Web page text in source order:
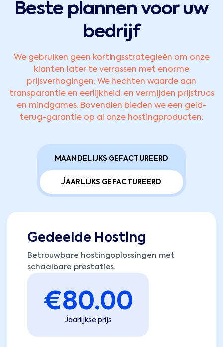
Beste plannen voor uw
bedrijf
We gebruiken geen kortingsstrategieën om onze
klanten later te verrassen met enorme
prijsverhogingen. We hechten waarde aan
transparantie en eerlijkheid, en vermijden prijstrucs
en mindgames. Bovendien bieden we een geld-
terug-garantie op al onze hostingproducten.
MAANDELIJKS GEFACTUREERD
JAARLIJKS GEFACTUREERD
€80.00
Jaarlijkse prijs
Gedeelde Hosting
Betrouwbare hostingoplossingen met
schaalbare prestaties.